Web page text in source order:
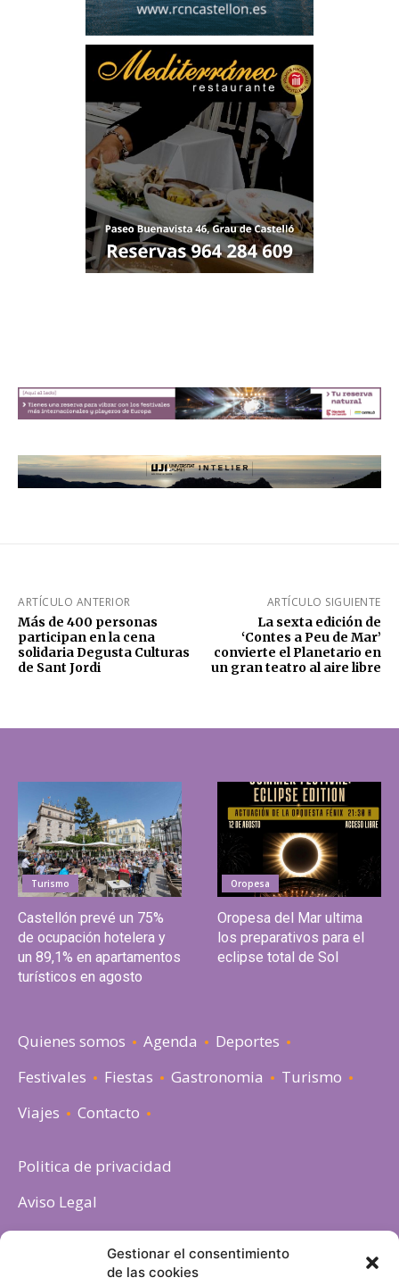
Gestionar el consentimiento
de las cookies
ARTÍCULO ANTERIOR
Más de 400 personas
participan en la cena
solidaria Degusta Culturas
de Sant Jordi
ARTÍCULO SIGUIENTE
La sexta edición de
‘Contes a Peu de Mar’
convierte el Planetario en
un gran teatro al aire libre
Turismo
Castellón prevé un 75%
de ocupación hotelera y
un 89,1% en apartamentos
turísticos en agosto
Oropesa
Oropesa del Mar ultima
los preparativos para el
eclipse total de Sol
Quienes somos Agenda
Deportes
Festivales
Fiestas Gastronomia
Turismo
Viajes
Contacto
Politica de privacidad
Aviso Legal
Política de cookies